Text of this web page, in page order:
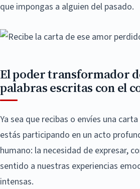
que impongas a alguien del pasado.
El poder transformador
palabras escritas con el
Ya sea que recibas o envíes una
estás participando en un acto
humano: la necesidad de expresar,
sentido a nuestras experiencias
intensas.